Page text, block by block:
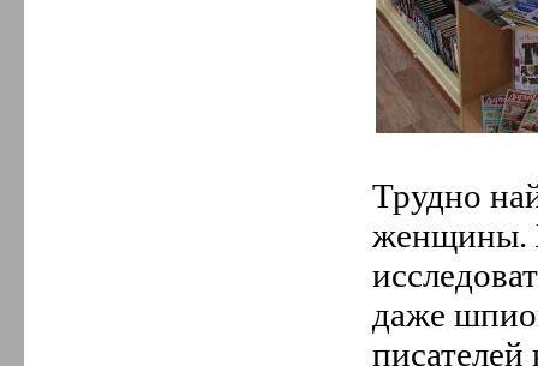
Трудно
женщины.
даже